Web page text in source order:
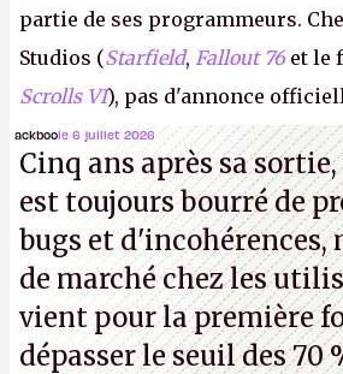
partie de ses programmeurs.
Studios (Starfield, Fallout 76 et le
Scrolls VI), pas d'annonce
Microsoft, mais le syndicat des
de nombreux licenciements.A.
ackboole 6 juillet 2026
Cinq ans après sa
est toujours bourré de
bugs et d'incohérences,
de marché chez les
vient pour la première
dépasser le seuil des 70